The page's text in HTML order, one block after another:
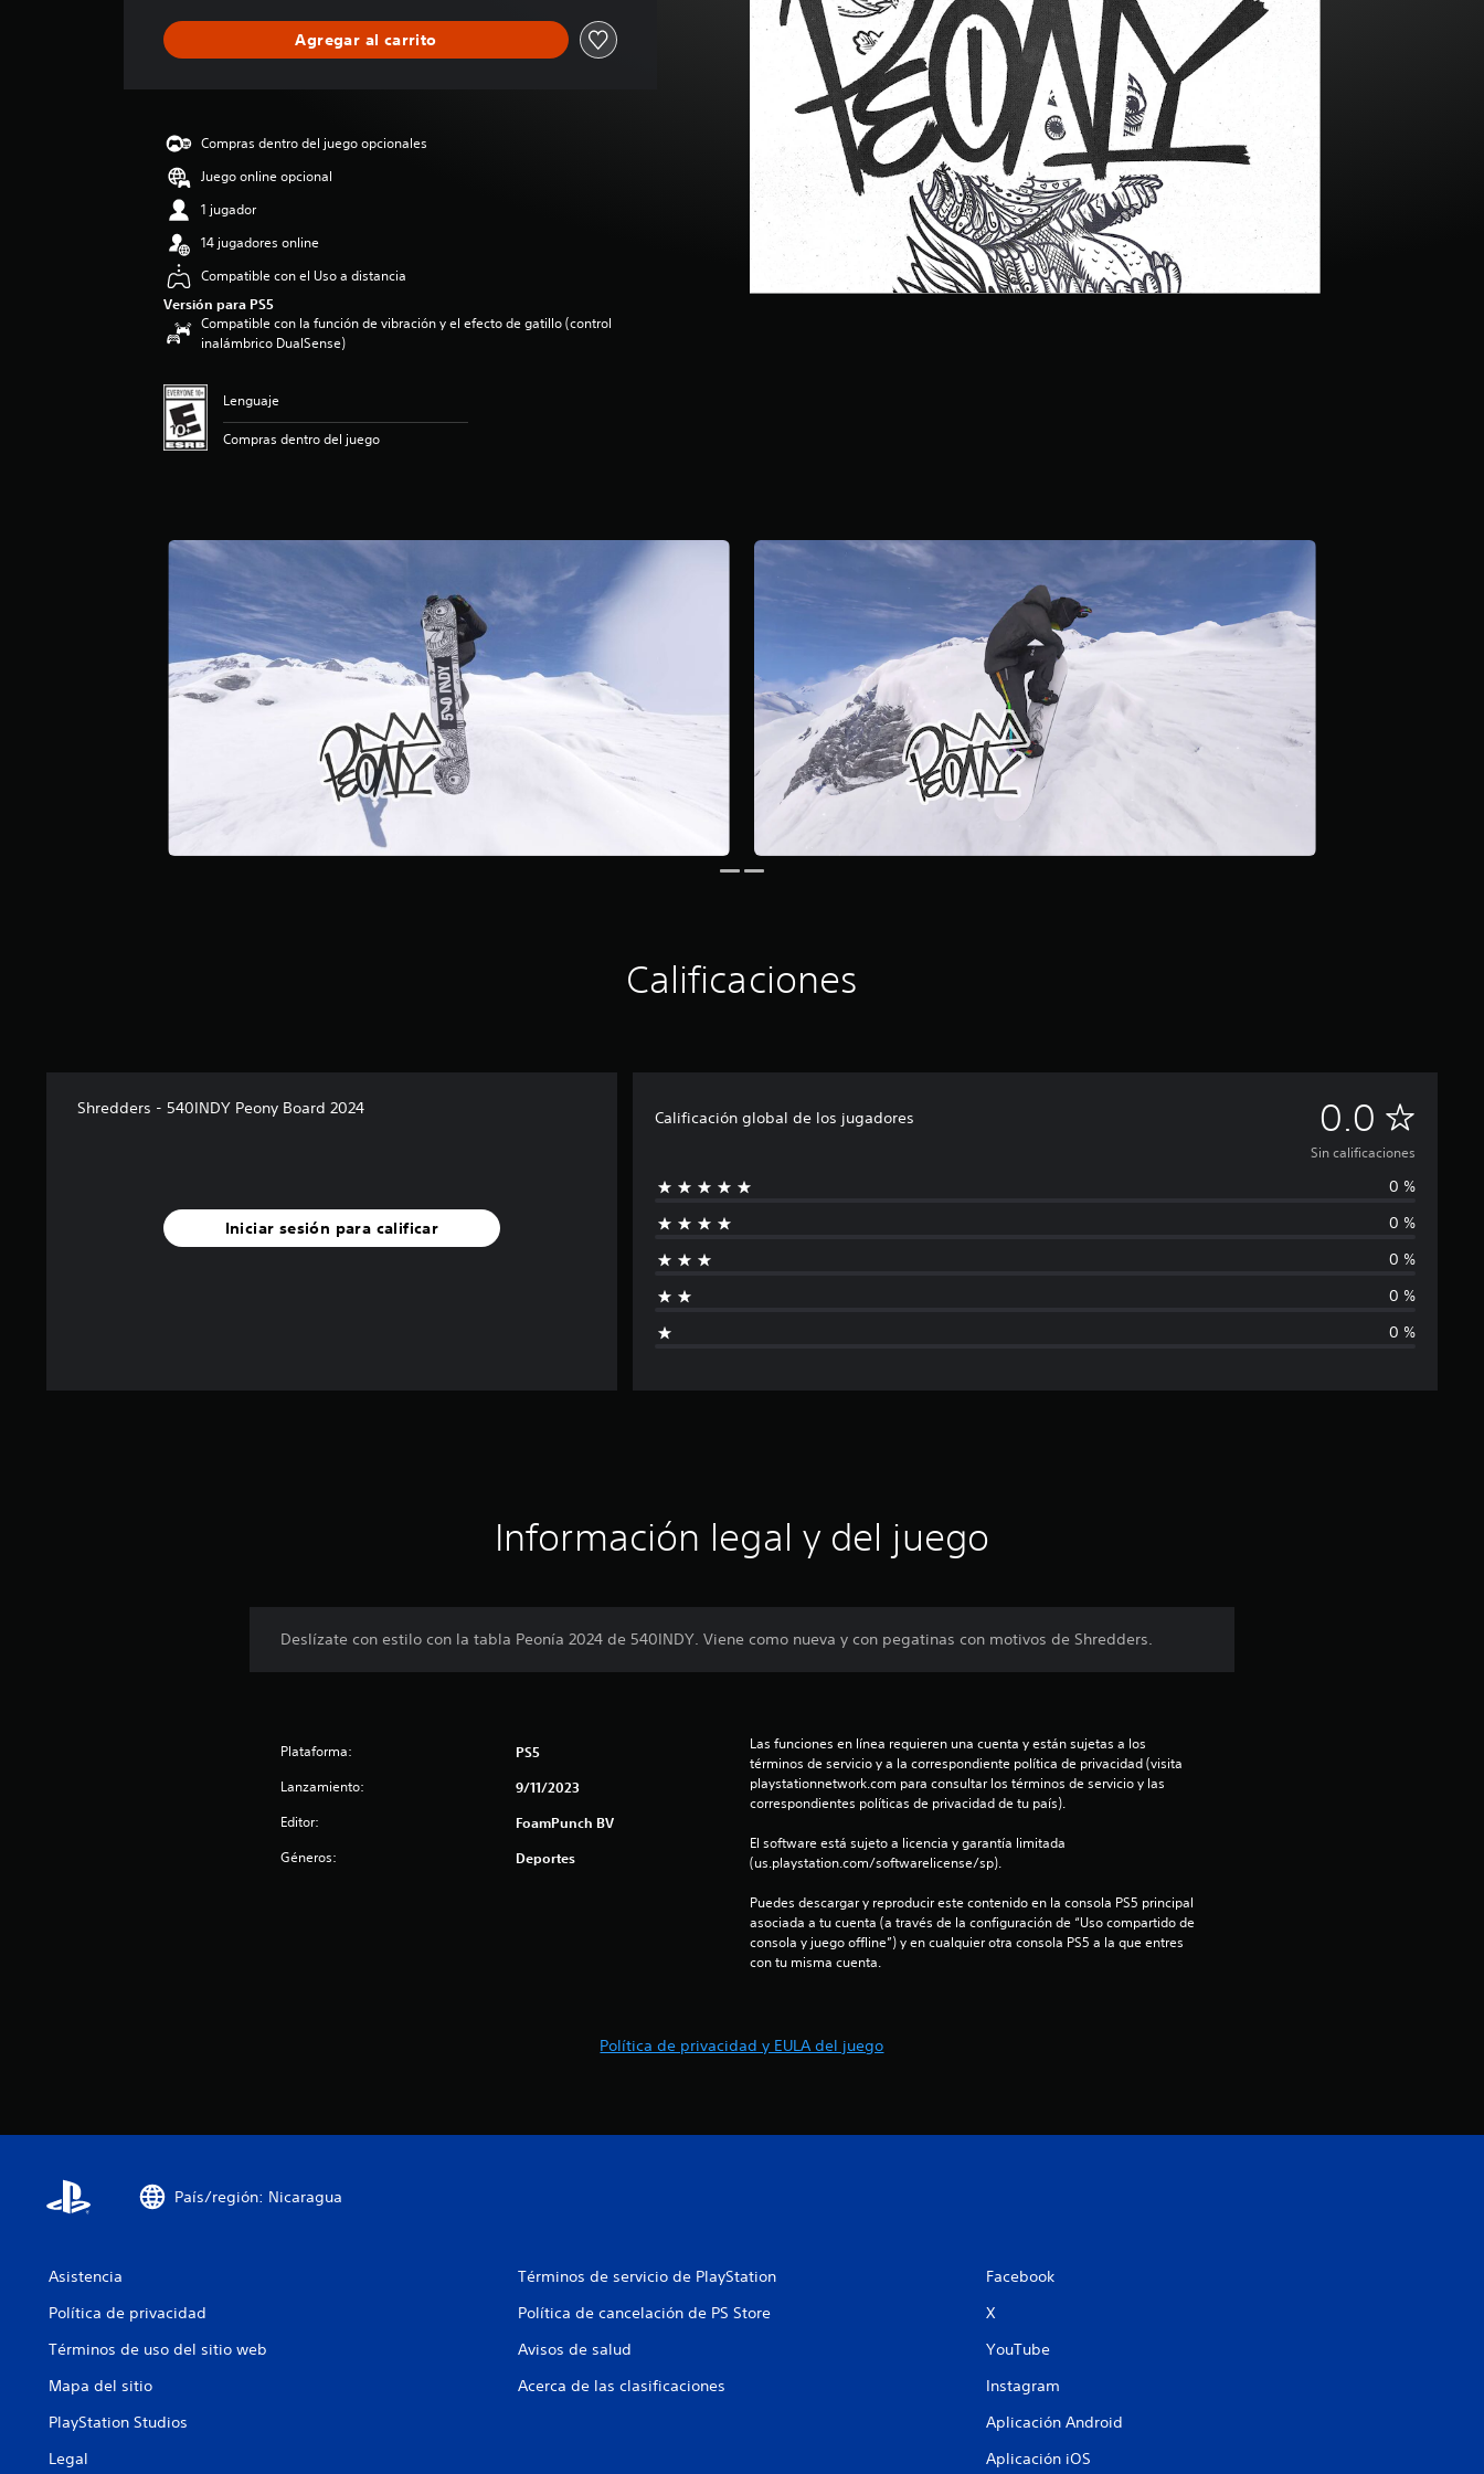
l
i
i
a
c
n
s
Agregar al carrito
Compras dentro del juego opcionales
Juego online opcional
1 jugador
14 jugadores online
Compatible con el Uso a distancia
Versión para PS5
Compatible con la función de vibración y el efecto de gatillo (control
inalámbrico DualSense)
Lenguaje
Compras dentro del juego
Calificaciones
Shredders - 540INDY Peony Board 2024
Iniciar sesión para calificar
Calificación global de los jugadores 0.0 S
i
n
c
a
i
Sin calificaciones
0 %
0 %
0 %
0 %
0 %
Información legal y del juego
Deslízate con estilo con la tabla Peonía 2024 de 540INDY. Viene como nueva y con pegatinas con motivos de Shredders.
Plataforma: PS5
Lanzamiento: 9/11/2023
Editor: FoamPunch BV
Géneros: Deportes
Las funciones en línea requieren una cuenta y están sujetas a los
términos de servicio y a la correspondiente política de privacidad (visita
playstationnetwork.com para consultar los términos de servicio y las
correspondientes políticas de privacidad de tu país).
El software está sujeto a licencia y garantía limitada
(us.playstation.com/softwarelicense/sp).
Puedes descargar y reproducir este contenido en la consola PS5 principal
asociada a tu cuenta (a través de la configuración de “Uso compartido de
consola y juego offline”) y en cualquier otra consola PS5 a la que entres
con tu misma cuenta.
Política de privacidad y EULA del juego
País/región: Nicaragua
Asistencia
Política de privacidad
Términos de uso del sitio web
Mapa del sitio
PlayStation Studios
Legal
Términos de servicio de PlayStation
Política de cancelación de PS Store
Avisos de salud
Acerca de las clasificaciones
Facebook
X
YouTube
Instagram
Aplicación Android
Aplicación iOS